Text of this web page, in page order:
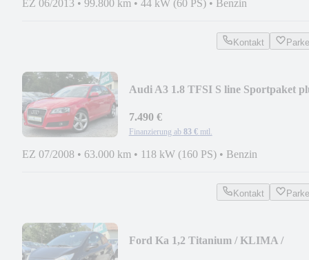
EZ 06/2013 • 99.800 km • 44 kW (60 PS) • Benzin
Kontakt
Audi A3 1.8 TFSI S line Sportpaket
7.490 €
Finanzierung ab 83 € mtl.
EZ 07/2008 • 63.000 km • 118 kW (160 PS) • Benzin
Kontakt
Ford Ka 1,2 Titanium / KLIMA /